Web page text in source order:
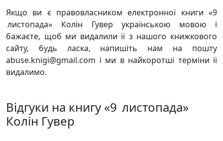
Якщо ви є правовласником електронної книги «9
листопада» Колін Гувер українською мовою і
бажаєте, щоб ми видалили її з нашого книжкового
сайту, будь ласка, напишіть нам на пошту
abuse.knigi@gmail.com і ми в найкоротші терміни її
видалимо.
Відгуки на книгу «9 листопада»
Колін Гувер